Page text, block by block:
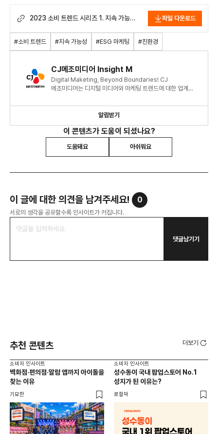
2023 소비 트렌드 시리즈 1. 지속 가능한
파일 다운로드
#소비 트렌드 #지속 가능성 #ESG 마케팅 #친환경
CJ메조미디어 Insight M
Digital Maketing, Beyond Boundaries! CJ
메조미디어는 디지털 미디어와 마케팅 트렌드에 대한 업계
알림받기
이 콘텐츠가 도움이 되셨나요?
도움돼요 아쉬워요
이 글에 대한 의견을 남겨주세요! 0
서로의 생각을 공유할수록 인사이트가 커집니다.
댓글남기기
추천 콘텐츠 더보기
소비자 인사이트
백화점·편의점·알람 앱까지 아이돌을
찾는 이유
기묘한
소비자 인사이트
성수동이 국내 팝업스토어 No.1
성지가 된 이유는?
로컬덕